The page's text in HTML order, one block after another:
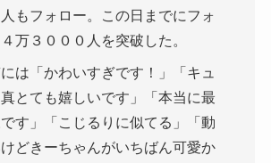
もフォロー。この日までにフォ
万３０００人を突破した。
は「かわいすぎです！」「キュ
とても嬉しいです」「本当に最
す」「こじるりに似てる」「動
どきーちゃんがいちばん可愛か